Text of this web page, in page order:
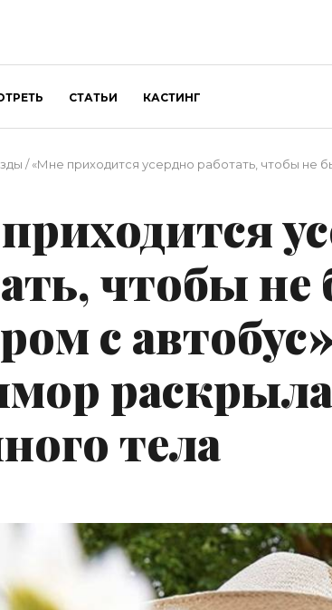
СТАТЬИ КАСТИНГ
/«Мне приходится усердно работать, чтобы не
чтобы не
с
тела